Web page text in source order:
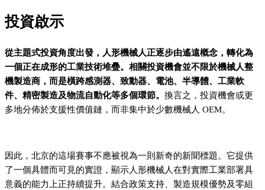
投資啟示
從主題式投資角度出發，人形機械人正逐步由遙遠概念，轉化為
一個正在成形的工業技術堆疊。相關投資機會並不限於機械人整
機製造商，而是橫跨感測器、致動器、電池、半導體、工業軟
件、精密製造及物流自動化等多個環節。 換言之，投資機會或更
多地分佈於支援性價值鏈，而非集中於少數機械人 OEM。
因此，北京的這場賽事不應被視為一則新奇的新聞標題。它提供
了一個具體而可見的實證，顯示人形機械人在對實際工業部署具
意義的能力上正持續提升。結合政策支持、製造規模優勢及零組